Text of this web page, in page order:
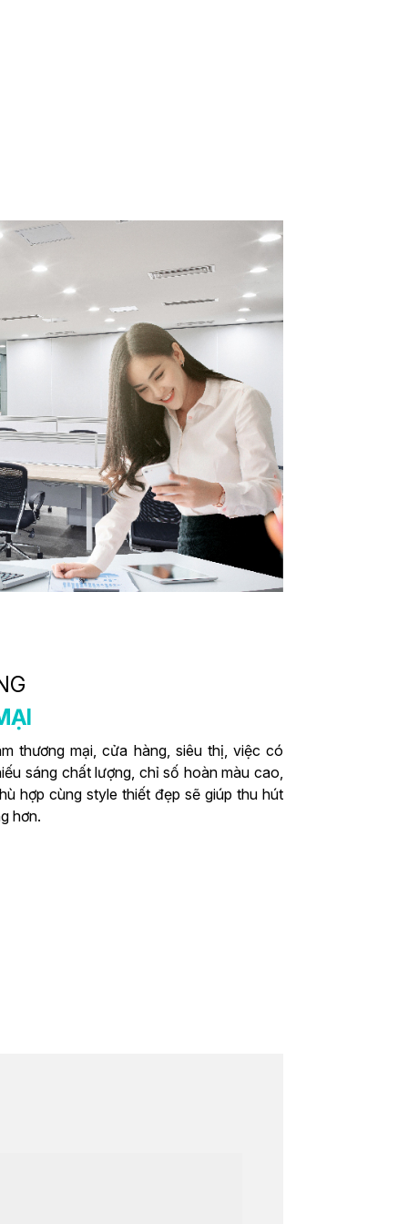
thương mại, cửa hàng, siêu thị, việc có
sáng chất lượng, chỉ số hoàn màu cao,
hợp cùng style thiết đẹp sẽ giúp thu hút
hơn.